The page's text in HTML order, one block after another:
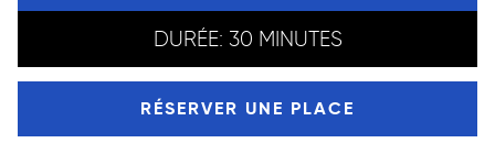
DURÉE: 30 MINUTES
RÉSERVER UNE PLACE